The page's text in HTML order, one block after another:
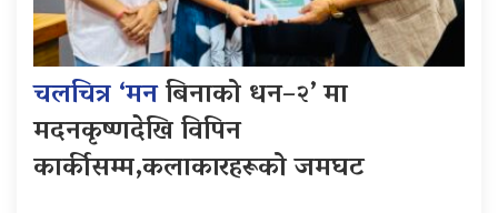
चलचित्र ‘मनबिनाको धन–२’ मा
मदनकृष्णदेखि विपिन
कार्कीसम्म,कलाकारहरूको जमघट